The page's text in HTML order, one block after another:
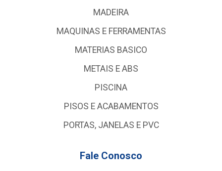
MADEIRA
MAQUINAS E FERRAMENTAS
MATERIAS BASICO
METAIS E ABS
PISCINA
PISOS E ACABAMENTOS
PORTAS, JANELAS E PVC
Fale Conosco